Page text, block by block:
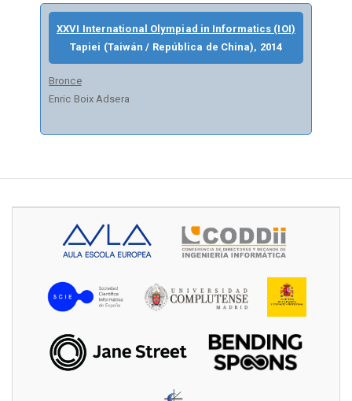
XXVI International Olympiad in Informatics (IOI)
Tapiei (Taiwán / República de China), 2014
Bronce
Enric Boix Adsera